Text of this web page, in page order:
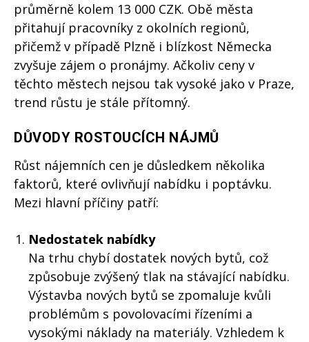
průměrně kolem 13 000 CZK. Obě města
přitahují pracovníky z okolních regionů,
přičemž v případě Plzně i blízkost Německa
zvyšuje zájem o pronájmy. Ačkoliv ceny v
těchto městech nejsou tak vysoké jako v Praze,
trend růstu je stále přítomný.
DŮVODY ROSTOUCÍCH NÁJMŮ
Růst nájemních cen je důsledkem několika
faktorů, které ovlivňují nabídku i poptávku.
Mezi hlavní příčiny patří:
Nedostatek nabídky
Na trhu chybí dostatek nových bytů, což
způsobuje zvýšený tlak na stávající nabídku.
Výstavba nových bytů se zpomaluje kvůli
problémům s povolovacími řízeními a
vysokými náklady na materiály. Vzhledem k